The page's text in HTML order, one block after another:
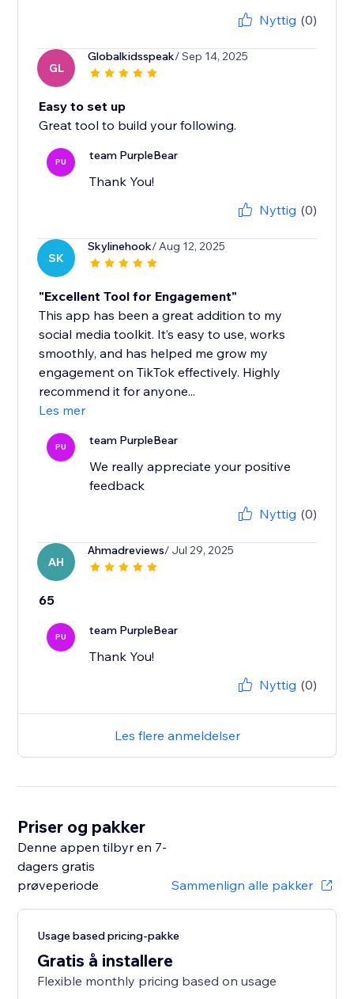
Nyttig (0)
GL
Globalkidsspeak/ Sep 14, 2025
Easy to set up
Great tool to build your following.
PU team PurpleBear
Thank You!
Nyttig (0)
SK
Skylinehook/ Aug 12, 2025
"Excellent Tool for Engagement"
This app has been a great addition to my
social media toolkit. It’s easy to use, works
smoothly, and has helped me grow my
engagement on TikTok effectively. Highly
recommend it for anyone...
Les mer
PU team PurpleBear
We really appreciate your positive
feedback
Nyttig (0)
AH
Ahmadreviews/ Jul 29, 2025
65
PU team PurpleBear
Thank You!
Nyttig (0)
Les flere anmeldelser
Priser og pakker
Denne appen tilbyr en 7-
dagers gratis
prøveperiode
Sammenlign alle pakker
Usage based pricing-pakke
Gratis å installere
Flexible monthly pricing based on usage